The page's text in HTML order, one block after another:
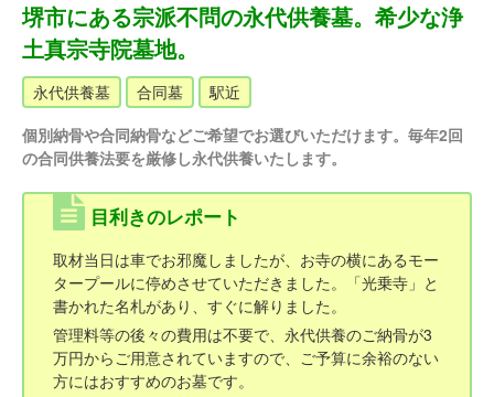
堺市にある宗派不問の永代供養墓。希少な浄
土真宗寺院墓地。
永代供養墓 合同墓
駅近
個別納骨や合同納骨などご希望でお選びいただけます。毎年2回
の合同供養法要を厳修し永代供養いたします。
目利きのレポート
取材当日は車でお邪魔しましたが、お寺の横にあるモー
タープールに停めさせていただきました。「光乗寺」と
書かれた名札があり、すぐに解りました。
管理料等の後々の費用は不要で、永代供養のご納骨が3
万円からご用意されていますので、ご予算に余裕のない
方にはおすすめのお墓です。